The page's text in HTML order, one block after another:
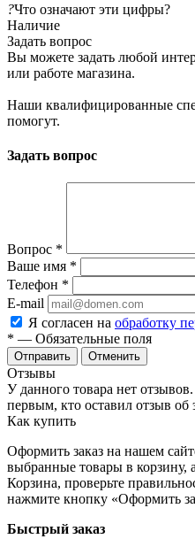
?Что означают эти цифры?
Наличие
Задать вопрос
Вы можете задать любой
или работе магазина.
Наши квалифицированные
помогут.
Задать вопрос
Вопрос *
Ваше имя *
Телефон *
E-mail
Я согласен на обработку
* — Обязательные поля
Отменить
Отзывы
У данного товара нет
первым, кто оставил отзыв об
Как купить
Оформить заказ на нашем
выбранные товары в корзину,
Корзина, проверьте
нажмите кнопку «Оформить
Быстрый заказ